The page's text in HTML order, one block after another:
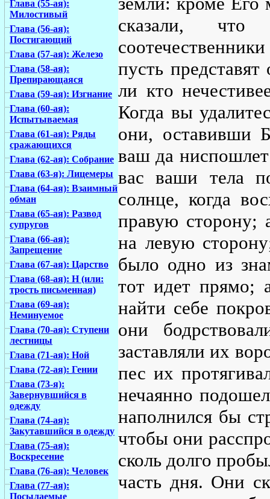
Глава (55-ая):
Милостивый
Глава (56-ая):
Постигающий
Глава (57-ая): Железо
Глава (58-ая):
Препирающаяся
Глава (59-ая): Изгнание
Глава (60-ая):
Испытываемая
Глава (61-ая): Ряды
сражающихся
Глава (62-ая): Собрание
Глава (63-я): Лицемеры
Глава (64-ая): Взаимный
обман
Глава (65-ая): Развод
супругов
Глава (66-ая):
Запрещение
Глава (67-ая): Царство
Глава (68-ая): Н (или:
трость письменная)
Глава (69-ая):
Неминуемое
Глава (70-ая): Ступени
лестницы
Глава (71-ая): Ной
Глава (72-ая): Гении
Глава (73-я):
Завернувшийся в
одежду
Глава (74-ая):
Закутавшийся в одежду
Глава (75-ая):
Воскресение
Глава (76-ая): Человек
Глава (77-ая):
Посылаемые
сказали,
пусть
ли кто
Когда вы
они, оставивши
ваш да
вас ваши тела
солнце, когда
правую сторону;
на левую
было одно из
тот идет прямо;
найти себе
они
заставляли их
пес их
нечаянно
наполнился бы
чтобы они
сколь долго
часть дня. Они